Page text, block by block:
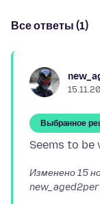
Все ответы (1)
Выбранное
Изменено15